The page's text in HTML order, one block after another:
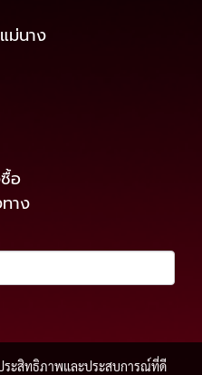
ม่นาง
อ
าง
ระสิทธิภาพและประสบการณ์ที่ดี